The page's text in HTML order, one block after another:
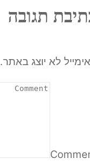
תגובה
לא יוצג באתר.